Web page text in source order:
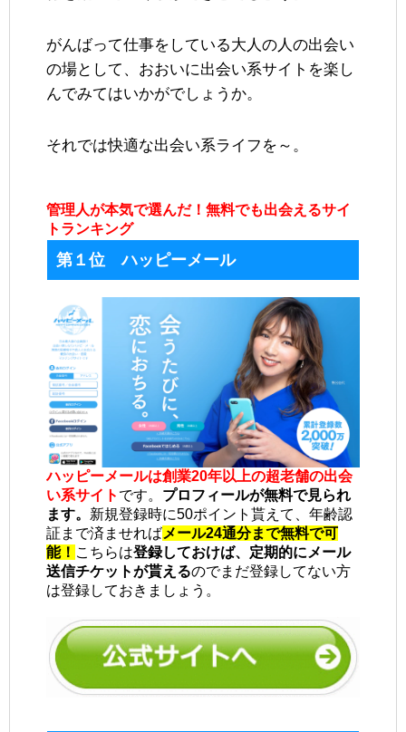
がんばって仕事をしている大人の人の出会い
の場として、おおいに出会い系サイトを楽し
んでみてはいかがでしょうか。
それでは快適な出会い系ライフを～。
管理人が本気で選んだ！無料でも出会えるサイ
トランキング
第１位 ハッピーメール
ハッピーメールは創業20年以上の超老舗の出会
い系サイト です。 プロフィールが無料で見られ
ます。 新規登録時に50ポイント貰えて、年齢認
証まで済ませればメール24通分まで無料で可
能！ こちらは登録しておけば、定期的にメール
送信チケットが貰えるのでまだ登録してない方
は登録しておきましょう。